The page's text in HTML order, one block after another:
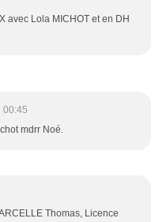
avec Lola MICHOT et en DH
00:45
mdrr Noé.
Thomas, Licence